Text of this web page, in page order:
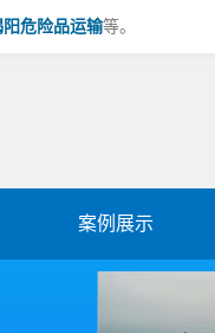
阳危险品运输等。
案例展示